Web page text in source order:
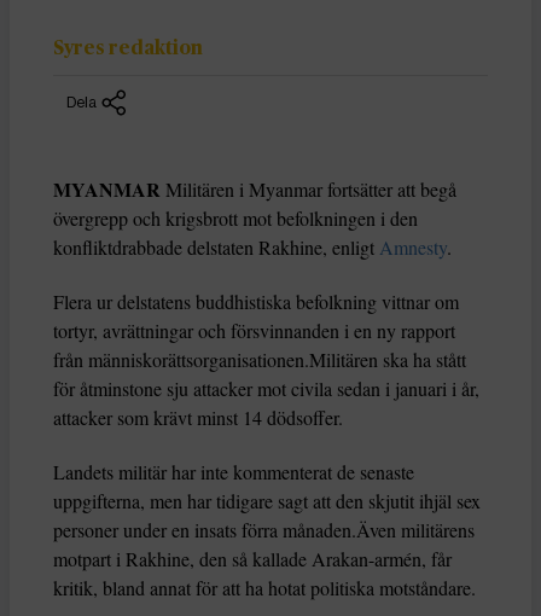
Syres redaktion
Dela
MYANMAR Militären i Myanmar fortsätter att begå
övergrepp och krigsbrott mot befolkningen i den
konfliktdrabbade delstaten Rakhine, enligt Amnesty.
Flera ur delstatens buddhistiska befolkning vittnar om
tortyr, avrättningar och försvinnanden i en ny rapport
från människorättsorganisationen.Militären ska ha stått
för åtminstone sju attacker mot civila sedan i januari i år,
attacker som krävt minst 14 dödsoffer.
Landets militär har inte kommenterat de senaste
uppgifterna, men har tidigare sagt att den skjutit ihjäl sex
personer under en insats förra månaden.Även militärens
motpart i Rakhine, den så kallade Arakan-armén, får
kritik, bland annat för att ha hotat politiska motståndare.